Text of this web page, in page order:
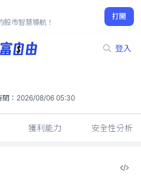
股市智慧導航！
打開
登入
-0.37%
： 2026/08/06 05:30
獲利能力 安全性分析